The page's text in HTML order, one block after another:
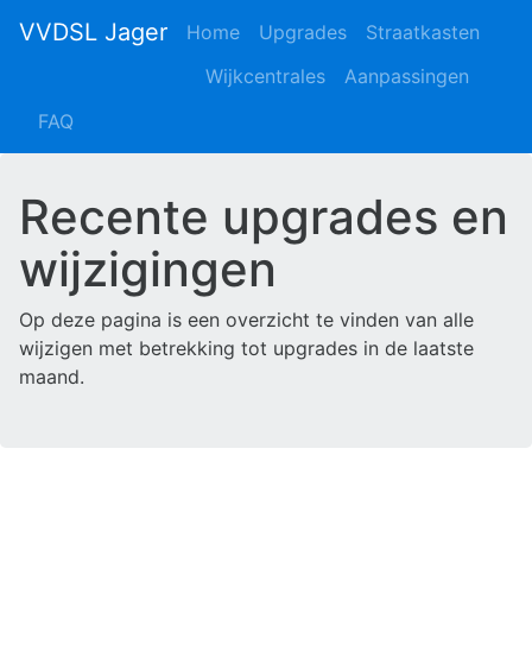
VVDSL Jager Home Upgrades
Straatkasten
Wijkcentrales
Aanpassingen
FAQ
Recente upgrades en
wijzigingen
Op deze pagina is een overzicht te vinden van alle
wijzigen met betrekking tot upgrades in de laatste
maand.